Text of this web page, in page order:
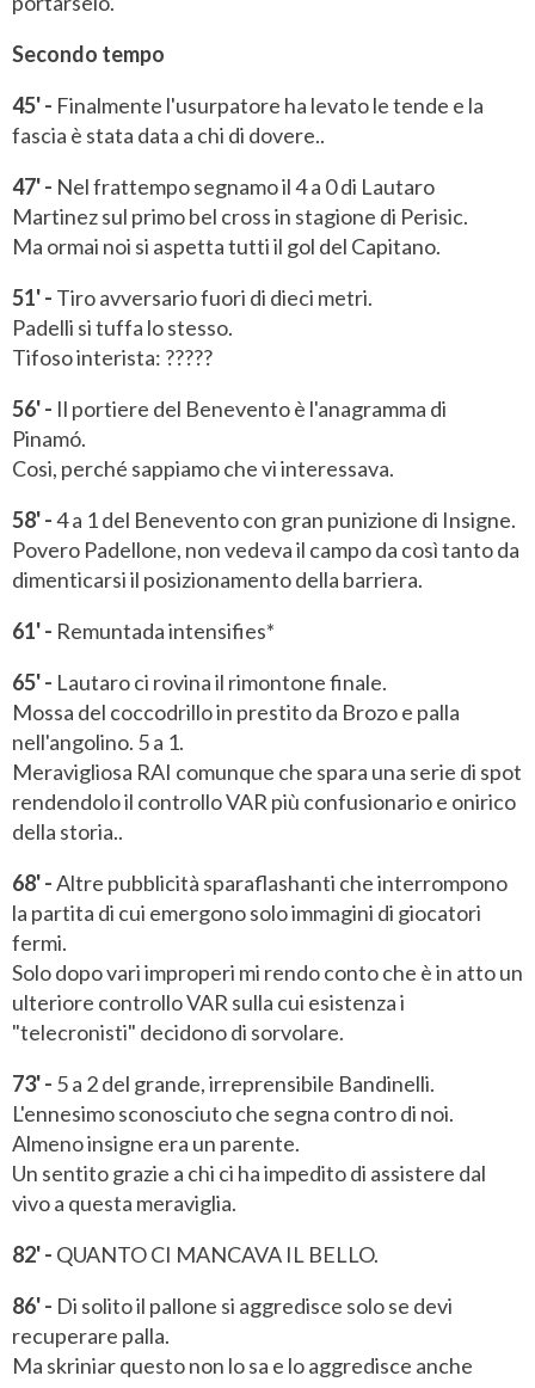
Secondo tempo
45' - Finalmente l'usurpatore ha levato le tende e la
fascia è stata data a chi di dovere..
47' - Nel frattempo segnamo il 4 a 0 di Lautaro
Martinez sul primo bel cross in stagione di Perisic.
Ma ormai noi si aspetta tutti il gol del Capitano.
51' - Tiro avversario fuori di dieci metri.
Padelli si tuffa lo stesso.
Tifoso interista: ?????
56' - Il portiere del Benevento è l'anagramma di
Pinamó.
Cosi, perché sappiamo che vi interessava.
58' -4 a 1 del Benevento con gran punizione di Insigne.
Povero Padellone, non vedeva il campo da così tanto da
dimenticarsi il posizionamento della barriera.
61' - Remuntada intensifies*
65' - Lautaro ci rovina il rimontone finale.
Mossa del coccodrillo in prestito da Brozo e palla
nell'angolino. 5 a 1.
Meravigliosa RAI comunque che spara una serie di spot
rendendolo il controllo VAR più confusionario e onirico
della storia..
68' -Altre pubblicità sparaflashanti che interrompono
la partita di cui emergono solo immagini di giocatori
fermi.
Solo dopo vari improperi mi rendo conto che è in atto un
ulteriore controllo VAR sulla cui esistenza i
"telecronisti" decidono di sorvolare.
73' - 5 a 2 del grande, irreprensibile Bandinelli.
L'ennesimo sconosciuto che segna contro di noi.
Almeno insigne era un parente.
Un sentito grazie a chi ci ha impedito di assistere dal
vivo a questa meraviglia.
82' - QUANTO CI MANCAVA IL BELLO.
86' - Di solito il pallone si aggredisce solo se devi
recuperare palla.
Ma skriniar questo non lo sa e lo aggredisce anche